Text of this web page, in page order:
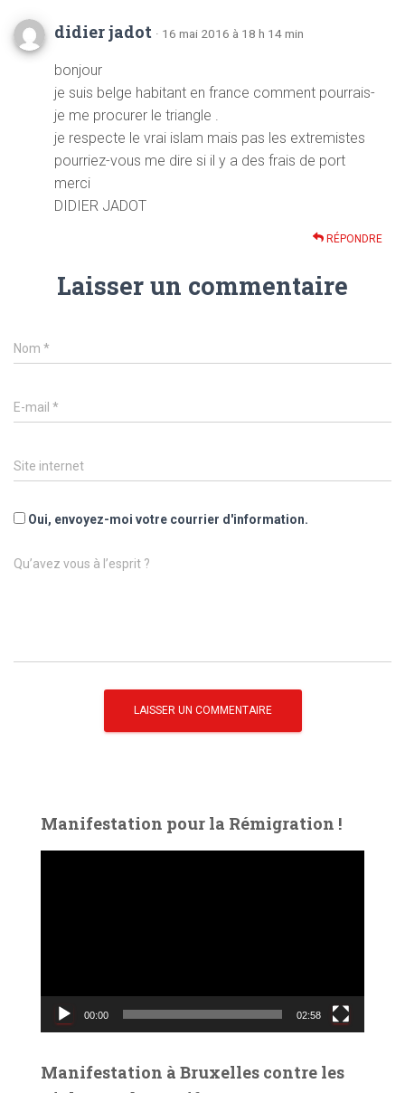
didier jadot · 16 mai 2016 à 18 h 14 min
bonjour
je suis belge habitant en france comment pourrais-
je me procurer le triangle .
je respecte le vrai islam mais pas les extremistes
pourriez-vous me dire si il y a des frais de port
merci
DIDIER JADOT
RÉPONDRE
Laisser un commentaire
Nom *
E-mail *
Site internet
Oui, envoyez-moi votre courrier d'information.
Qu’avez vous à l’esprit ?
Manifestation pour la Rémigration !
v
o
00:00 02:58
Manifestation à Bruxelles contre les